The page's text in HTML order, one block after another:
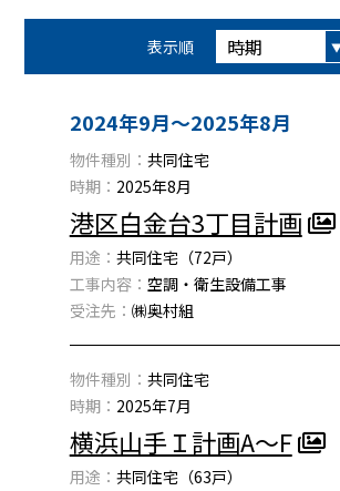
表示順
2024年9月〜2025年8月
物件種別： 共同住宅
時期： 2025年8月
港区白金台3丁目計画
用途： 共同住宅（72戸）
工事内容： 空調・衛生設備工事
受注先： ㈱奥村組
物件種別： 共同住宅
時期： 2025年7月
横浜山手Ｉ計画A〜F
用途： 共同住宅（63戸）